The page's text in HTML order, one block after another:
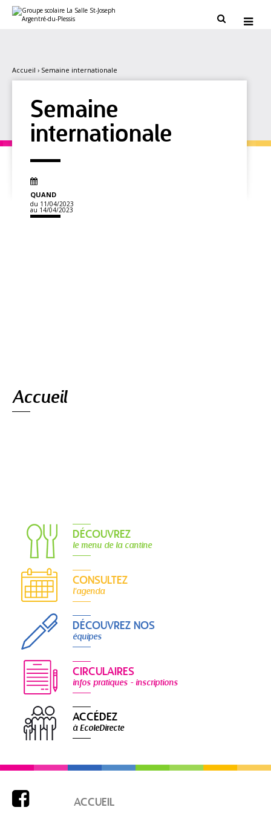
contenu.
personnels
 
Accueil › Semaine internationale
Semaine
internationale
QUAND
du 11/04/2023
au 14/04/2023
Accueil
DÉCOUVREZ
le menu de la cantine
CONSULTEZ
l'agenda
DÉCOUVREZ NOS
équipes
CIRCULAIRES
infos pratiques - inscriptions
ACCÉDEZ
à EcoleDirecte
 ACCUEIL